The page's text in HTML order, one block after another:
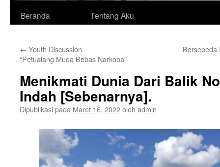
Langsung
isi
Beranda Tentang Aku
← Youth Discussion
“Petualang Muda Bebas Narkoba”
Bersepeda
Menikmati Dunia Dari Balik
Indah [Sebenarnya].
Dipublikasi pada Maret 16, 2022oleh admin